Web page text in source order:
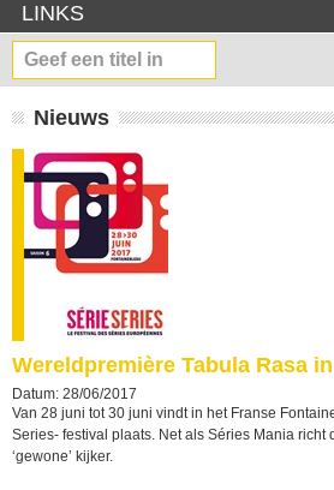
LINKS
Nieuws
Wereldpremière Tabula Rasa
Datum: 28/06/2017
Van 28 juni tot 30 juni vindt in het Franse
Series- festival plaats. Net als Séries Mania
‘gewone’ kijker.